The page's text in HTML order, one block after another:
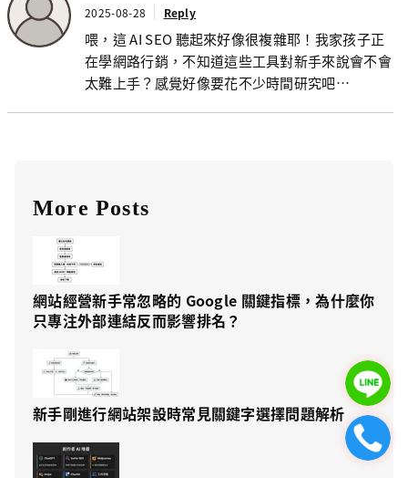
2025-08-28 Reply
喂，這 AI SEO 聽起來好像很複雜耶！我家孩子正
在學網路行銷，不知道這些工具對新手來說會不會
太難上手？感覺好像要花不少時間研究吧…
More Posts
網站經營新手常忽略的 Google 關鍵指標，為什麼你
只專注外部連結反而影響排名？
新手剛進行網站架設時常見關鍵字選擇問題解析